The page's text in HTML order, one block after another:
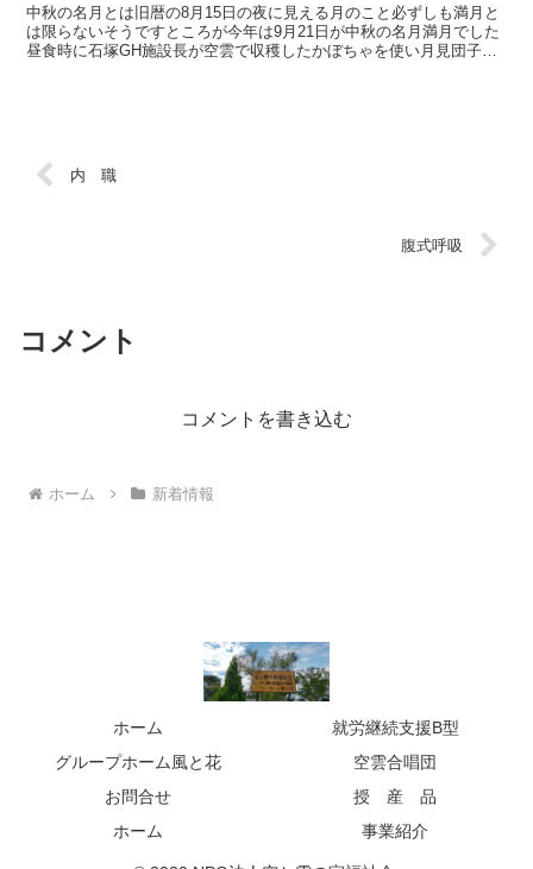
中秋の名月とは旧暦の8月15日の夜に見える月のこと必ずしも満月と
は限らないそうですところが今年は9月21日が中秋の名月満月でした
昼食時に石塚GH施設長が空雲で収穫したかぼちゃを使い月見団子を
内 職
腹式呼吸
コメント
コメントを書き込む
ホーム 新着情報
ホーム
就労継続支援B型
グループホーム風と花
空雲合唱団
お問合せ
授 産 品
ホーム
事業紹介